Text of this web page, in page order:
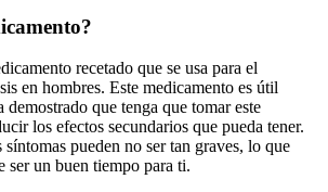
recetado que se usa para el
en hombres. Este medicamento es útil
demostrado que tenga que tomar este
los efectos secundarios que pueda tener.
síntomas pueden no ser tan graves, lo que
ser un buen tiempo para ti.